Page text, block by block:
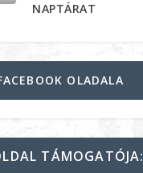
NAPTÁRAT
OLADALA
TÁMOGATÓJA: